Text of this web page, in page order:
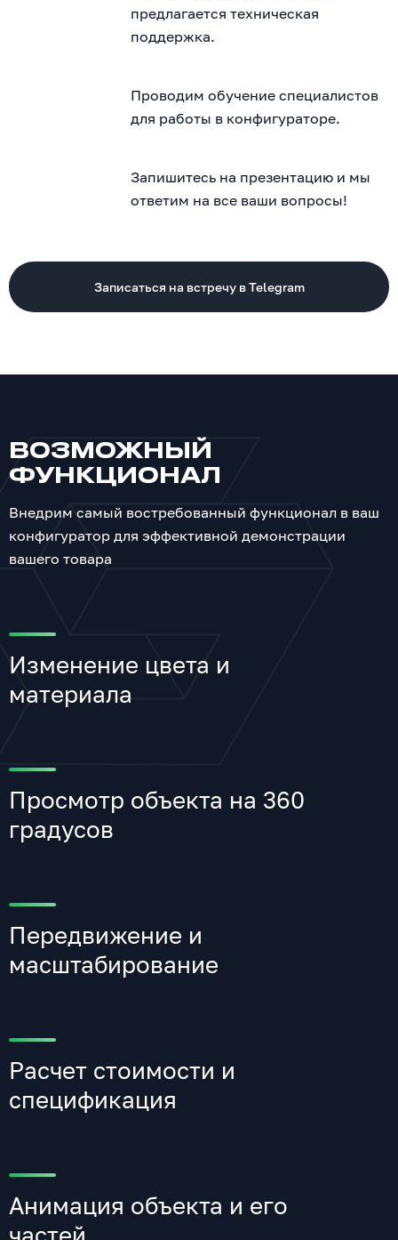
предлагается техническая
поддержка.
Проводим обучение специалистов
для работы в конфигураторе.
Запишитесь на презентацию и мы
ответим на все ваши вопросы!
Записаться на встречу в Telegram
ВОЗМОЖНЫЙ
ФУНКЦИОНАЛ
Внедрим самый востребованный функционал в ваш
конфигуратор для эффективной демонстрации
вашего товара
Изменение цвета и
материала
Просмотр объекта на 360
градусов
Передвижение и
масштабирование
Расчет стоимости и
спецификация
Анимация объекта и его